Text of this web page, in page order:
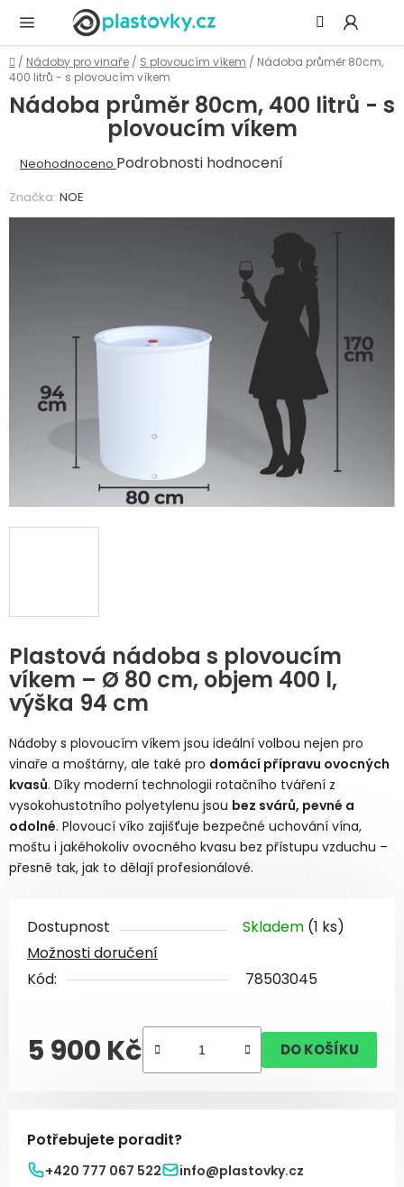
obsah
Domů
/ Nádoby pro vinaře / S plovoucím víkem / Nádoba průměr 80cm,
400 litrů - s plovoucím víkem
Plastová nádoba s plovoucím
víkem – Ø 80 cm, objem 400 l,
výška 94 cm
Nádoby s plovoucím víkem jsou ideální volbou nejen pro
vinaře a moštárny, ale také pro domácí přípravu ovocných
kvasů. Díky moderní technologii rotačního tváření z
vysokohustotního polyetylenu jsou bez svárů, pevné a
odolné. Plovoucí víko zajišťuje bezpečné uchování vína,
moštu i jakéhokoliv ovocného kvasu bez přístupu vzduchu –
přesně tak, jak to dělají profesionálové.
Dostupnost Skladem (1 ks)
Možnosti doručení
Kód:
78503045
5 900 Kč DO KOŠÍKU
Potřebujete poradit?
+420 777 067 522 info@plastovky.cz
Nádoba průměr 80cm, 400 litrů - s
plovoucím víkem
Průměrné
hvězdiček.
Neohodnoceno Podrobnosti hodnocení
Značka: NOE